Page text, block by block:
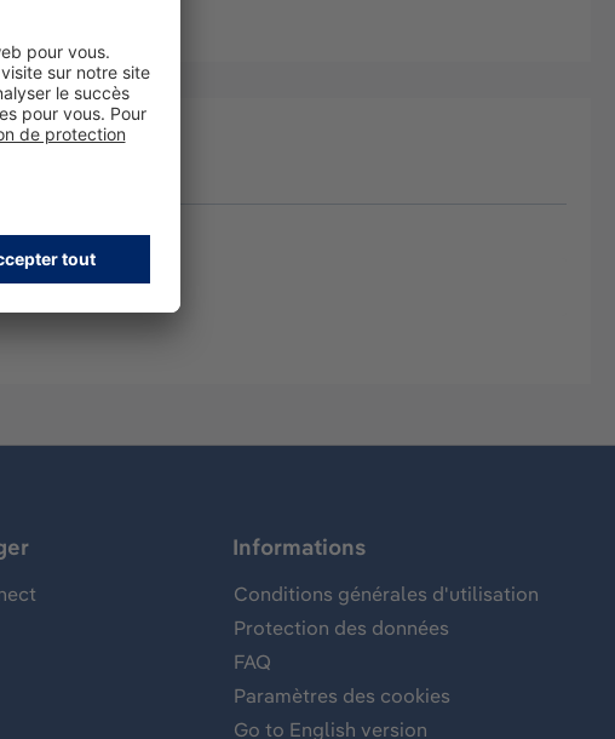
Informations
Conditions générales d'utilisation
Protection des données
FAQ
Paramètres des cookies
Go to English version